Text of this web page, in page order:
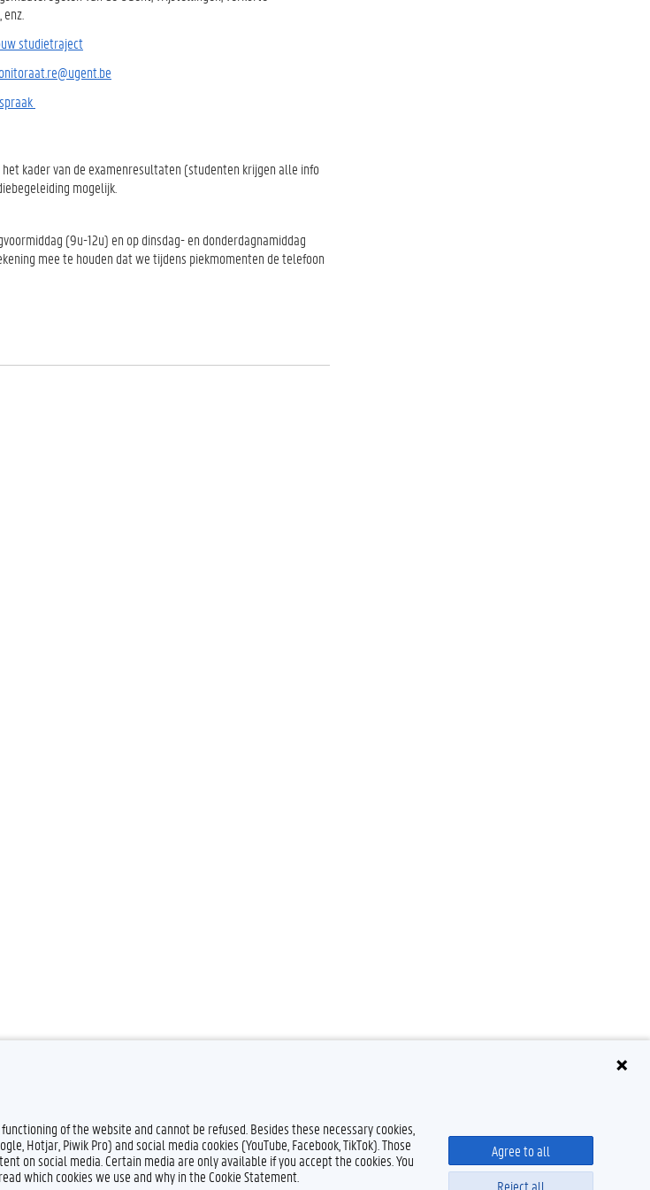
studietraject
kader van de examenresultaten (studenten krijgen alle info
mogelijk.
(9u-12u) en op dinsdag- en donderdagnamiddag
mee te houden dat we tijdens piekmomenten de telefoon
of the website and cannot be refused. Besides these necessary cookies,
Hotjar, Piwik Pro) and social media cookies (YouTube, Facebook, TikTok). Those
on social media. Certain media are only available if you accept the cookies. You
which cookies we use and why in the Cookie Statement.
Agree to all
Reject all